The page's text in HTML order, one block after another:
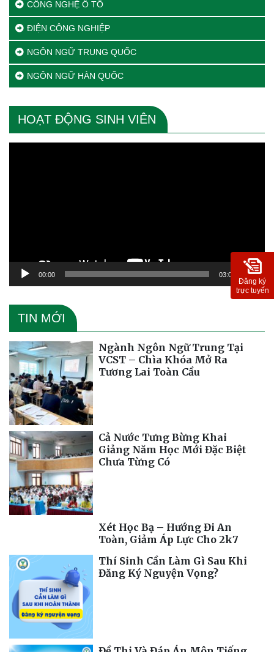
CÔNG NGHỆ Ô TÔ
ĐIỆN CÔNG NGHIỆP
NGÔN NGỮ TRUNG QUỐC
NGÔN NGỮ HÀN QUỐC
HOẠT ĐỘNG SINH VIÊN
00:00 03:09
TIN MỚI
Ngành Ngôn Ngữ Trung Tại
VCST – Chìa Khóa Mở Ra
Tương Lai Toàn Cầu
Cả Nước Tưng Bừng Khai
Giảng Năm Học Mới Đặc Biệt
Chưa Từng Có
Xét Học Bạ – Hướng Đi An
Toàn, Giảm Áp Lực Cho 2k7
Thí Sinh Cần Làm Gì Sau Khi
Đăng Ký Nguyện Vọng?
Đăng ký
trực tuyến